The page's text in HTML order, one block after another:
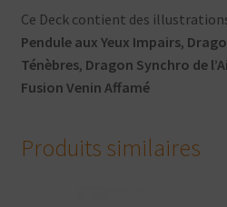
Ce Deck contient des
Pendule aux Yeux Impairs,
Ténèbres, Dragon Synchro de
Fusion Venin Affamé
Produits similaires